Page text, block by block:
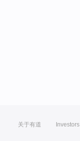
关于有道 Investors